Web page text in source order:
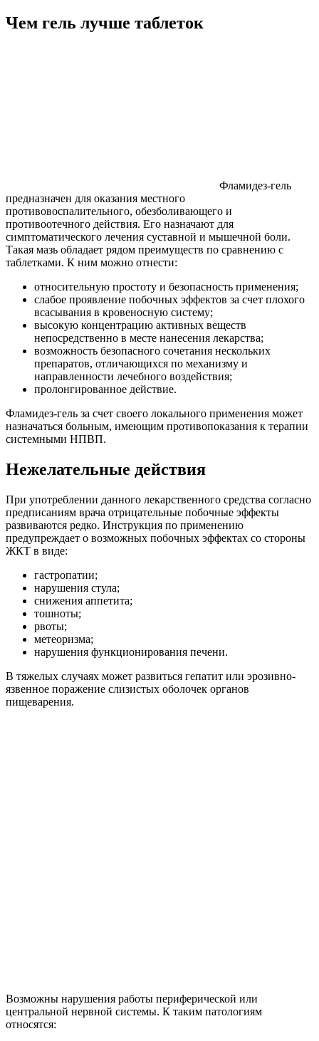
Чем гель лучше таблеток
Фламидез-гель
предназначен для оказания местного
противовоспалительного, обезболивающего и
противоотечного действия. Его назначают для
симптоматического лечения суставной и мышечной боли.
Такая мазь обладает рядом преимуществ по сравнению с
таблетками. К ним можно отнести:
относительную простоту и безопасность применения;
слабое проявление побочных эффектов за счет плохого
всасывания в кровеносную систему;
высокую концентрацию активных веществ
непосредственно в месте нанесения лекарства;
возможность безопасного сочетания нескольких
препаратов, отличающихся по механизму и
направленности лечебного воздействия;
пролонгированное действие.
Фламидез-гель за счет своего локального применения может
назначаться больным, имеющим противопоказания к терапии
системными НПВП.
Нежелательные действия
При употреблении данного лекарственного средства согласно
предписаниям врача отрицательные побочные эффекты
развиваются редко. Инструкция по применению
предупреждает о возможных побочных эффектах со стороны
ЖКТ в виде:
гастропатии;
нарушения стула;
снижения аппетита;
тошноты;
рвоты;
метеоризма;
нарушения функционирования печени.
В тяжелых случаях может развиться гепатит или эрозивно-
язвенное поражение слизистых оболочек органов
пищеварения.
Возможны нарушения работы периферической или
центральной нервной системы. К таким патологиям
относятся: